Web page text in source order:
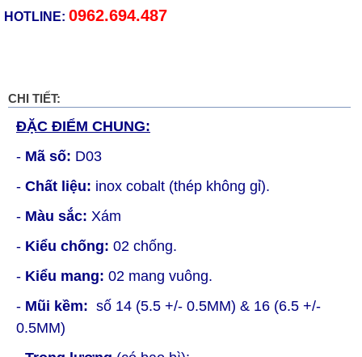
HOTLINE: 0962.694.487
CHI TIẾT:
ĐẶC ĐIỂM CHUNG:
- Mã số: D03
- Chất liệu: inox cobalt (thép không gỉ).
- Màu sắc: Xám
- Kiểu chống: 02 chống.
- Kiểu mang: 02 mang vuông.
- Mũi kềm: số 14 (5.5 +/- 0.5MM) & 16 (6.5 +/-
0.5MM)